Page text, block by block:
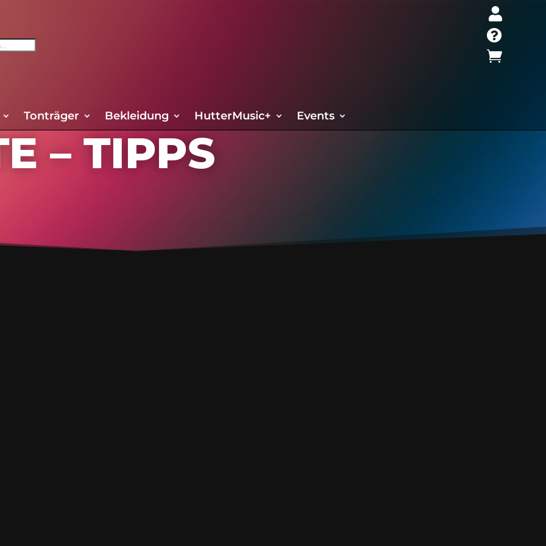



Tonträger Bekleidung HutterMusic+ Events
– TIPPS